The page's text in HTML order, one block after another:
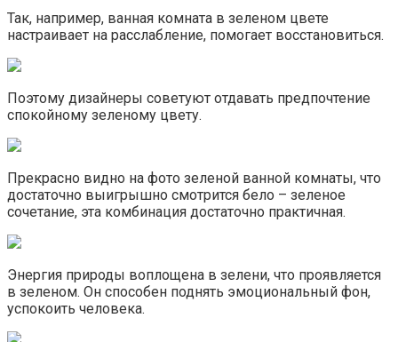
Так, например, ванная комната в зеленом цвете
настраивает на расслабление, помогает восстановиться.
Поэтому дизайнеры советуют отдавать предпочтение
спокойному зеленому цвету.
Прекрасно видно на фото зеленой ванной комнаты, что
достаточно выигрышно смотрится бело – зеленое
сочетание, эта комбинация достаточно практичная.
Энергия природы воплощена в зелени, что проявляется
в зеленом. Он способен поднять эмоциональный фон,
успокоить человека.